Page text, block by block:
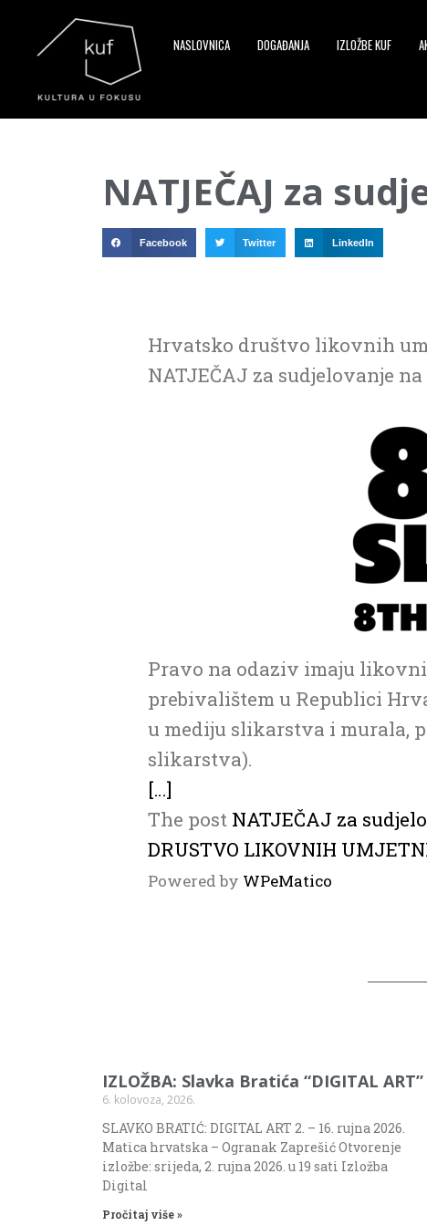
NASLOVNICA DOGAĐANJA IZLOŽBE KUF
NATJEČAJ za
Facebook Twitter LinkedIn
Hrvatsko društvo likovnih
NATJEČAJ za sudjelovanje
Pravo na odaziv imaju
prebivalištem u Republici
u mediju slikarstva i murala,
slikarstva).
[…]
The post NATJEČAJ za
DRUSTVO LIKOVNIH
Powered by WPeMatico
IZLOŽBA: Slavka Bratića “DIGITAL ART”
6. kolovoza, 2026.
SLAVKO BRATIĆ: DIGITAL ART 2. – 16. rujna 2026.
Matica hrvatska – Ogranak Zaprešić Otvorenje
izložbe: srijeda, 2. rujna 2026. u 19 sati Izložba
Digital
Pročitaj više »